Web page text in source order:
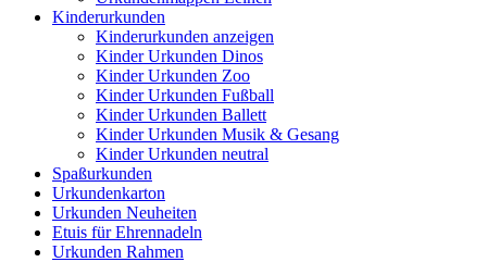
Kinderurkunden
Kinderurkunden anzeigen
Kinder Urkunden Dinos
Kinder Urkunden Zoo
Kinder Urkunden Fußball
Kinder Urkunden Ballett
Kinder Urkunden Musik & Gesang
Kinder Urkunden neutral
Spaßurkunden
Urkundenkarton
Urkunden Neuheiten
Etuis für Ehrennadeln
Urkunden Rahmen